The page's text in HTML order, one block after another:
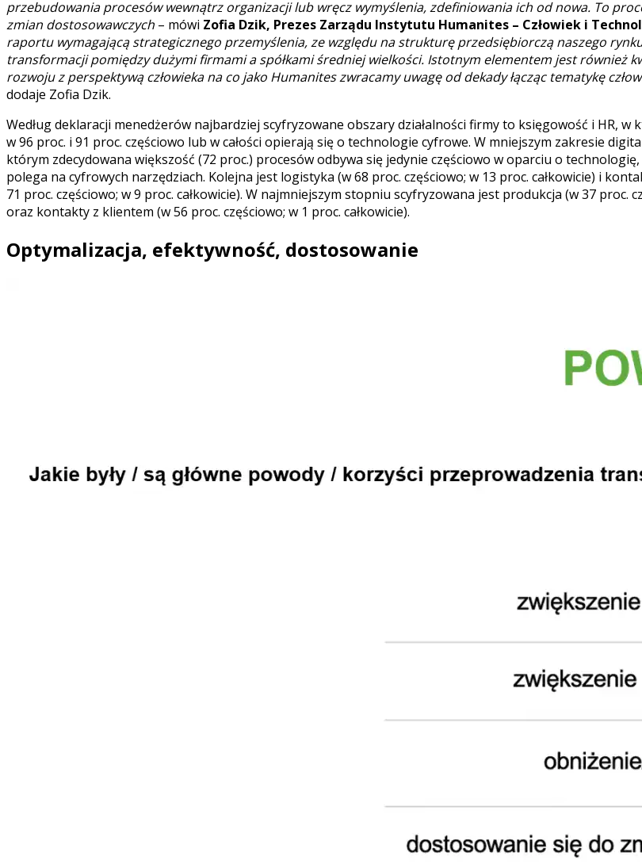
przebudowania procesów wewnątrz organizacji lub wręcz wymyślenia, zdefiniowania ich od nowa. To
zmian dostosowawczych – mówi Zofia Dzik, Prezes Zarządu Instytutu Humanites – Człowiek i
raportu wymagającą strategicznego przemyślenia, ze względu na strukturę przedsiębiorczą naszego
transformacji pomiędzy dużymi firmami a spółkami średniej wielkości. Istotnym elementem jest również
rozwoju z perspektywą człowieka na co jako Humanites zwracamy uwagę od dekady łącząc tematykę
dodaje Zofia Dzik.
Według deklaracji menedżerów najbardziej scyfryzowane obszary działalności firmy to księgowość i HR, w
w 96 proc. i 91 proc. częściowo lub w całości opierają się o technologie cyfrowe. W mniejszym zakresie
którym zdecydowana większość (72 proc.) procesów odbywa się jedynie częściowo w oparciu o technologię,
polega na cyfrowych narzędziach. Kolejna jest logistyka (w 68 proc. częściowo; w 13 proc. całkowicie) i
71 proc. częściowo; w 9 proc. całkowicie). W najmniejszym stopniu scyfryzowana jest produkcja (w 37 proc.
oraz kontakty z klientem (w 56 proc. częściowo; w 1 proc. całkowicie).
Optymalizacja, efektywność, dostosowanie